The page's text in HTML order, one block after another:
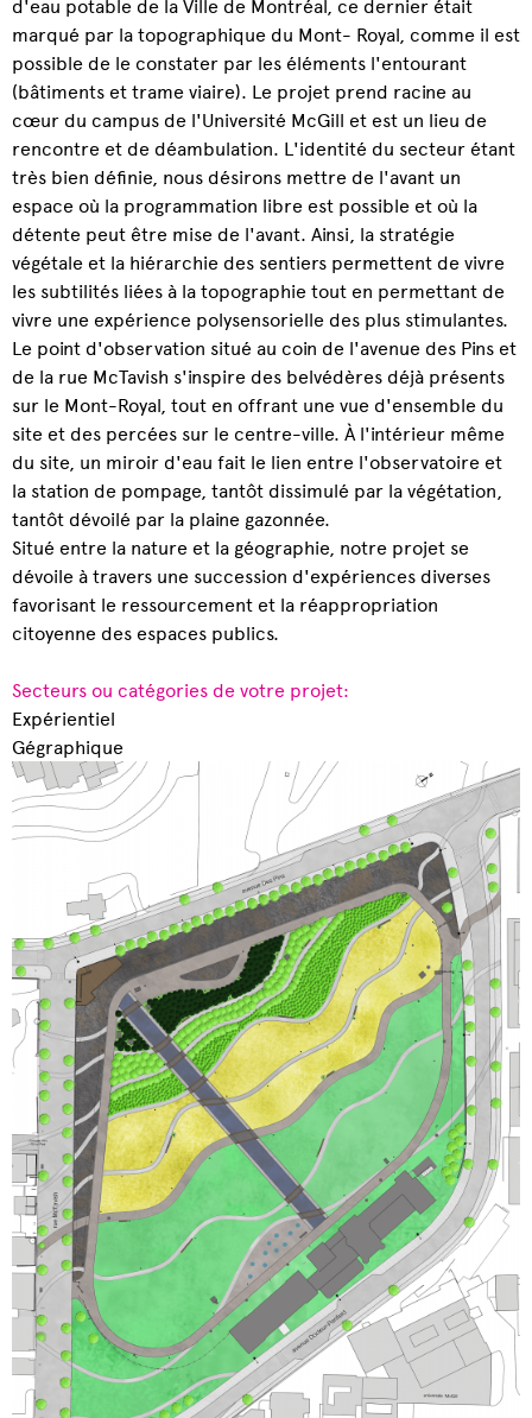
marqué par la topographique du Mont- Royal, comme il est
possible de le constater par les éléments l'entourant
(bâtiments et trame viaire). Le projet prend racine au
cœur du campus de l'Université McGill et est un lieu de
rencontre et de déambulation. L'identité du secteur étant
très bien définie, nous désirons mettre de l'avant un
espace où la programmation libre est possible et où la
détente peut être mise de l'avant. Ainsi, la stratégie
végétale et la hiérarchie des sentiers permettent de vivre
les subtilités liées à la topographie tout en permettant de
vivre une expérience polysensorielle des plus stimulantes.
Le point d'observation situé au coin de l'avenue des Pins et
de la rue McTavish s'inspire des belvédères déjà présents
sur le Mont-Royal, tout en offrant une vue d'ensemble du
site et des percées sur le centre-ville. À l'intérieur même
du site, un miroir d'eau fait le lien entre l'observatoire et
la station de pompage, tantôt dissimulé par la végétation,
tantôt dévoilé par la plaine gazonnée.
Situé entre la nature et la géographie, notre projet se
dévoile à travers une succession d'expériences diverses
favorisant le ressourcement et la réappropriation
citoyenne des espaces publics.
Secteurs ou catégories de votre projet:
Expérientiel
Gégraphique